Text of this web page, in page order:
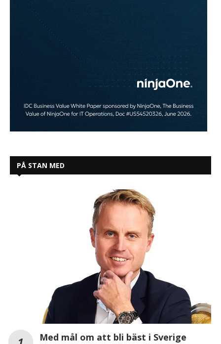
PÅ STAN MED
Med mål om att bli bäst i Sverige